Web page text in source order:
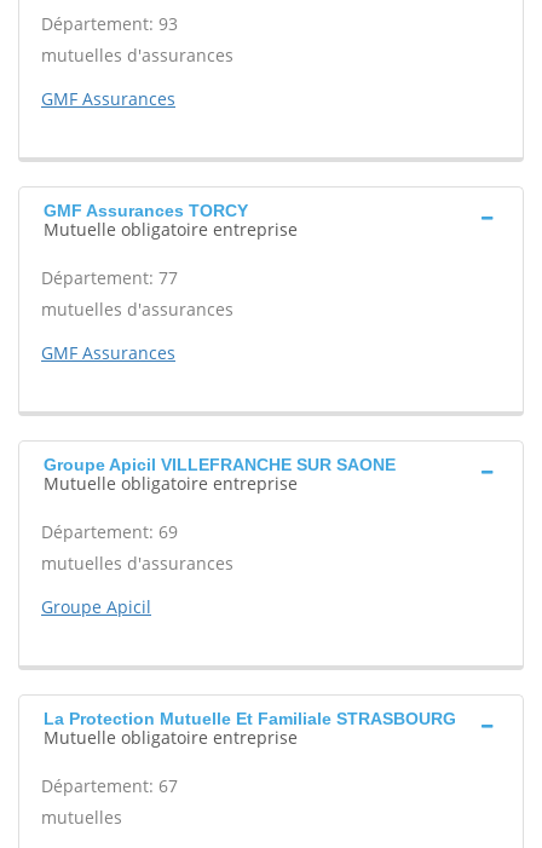
Département: 93
mutuelles d'assurances
GMF Assurances
GMF Assurances TORCY
Mutuelle obligatoire entreprise
Département: 77
mutuelles d'assurances
GMF Assurances
Groupe Apicil VILLEFRANCHE SUR SAONE
Mutuelle obligatoire entreprise
Département: 69
mutuelles d'assurances
Groupe Apicil
La Protection Mutuelle Et Familiale STRASBOURG
Mutuelle obligatoire entreprise
Département: 67
mutuelles